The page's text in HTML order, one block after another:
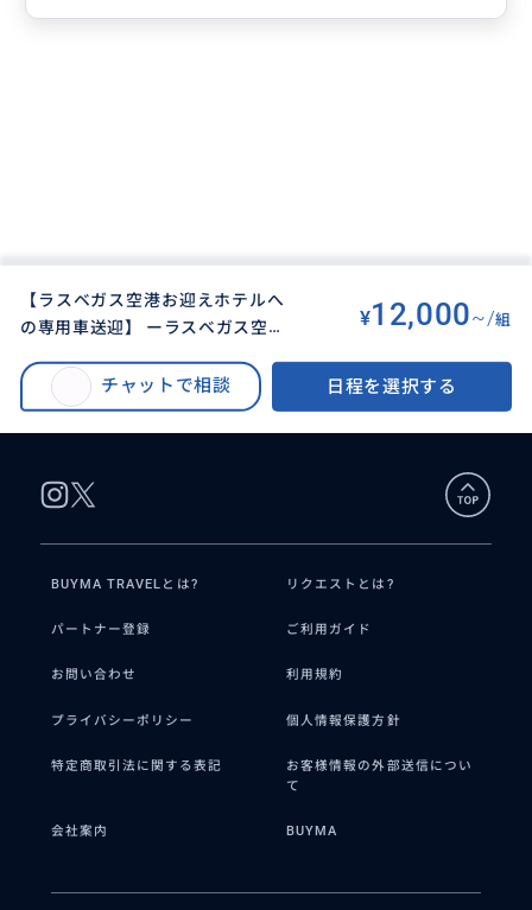
【ラスベガス空港お迎えホテルへ
の専用車送迎】 ーラスベガス空港
様・スーツケース２個まで
¥12,000~/組
チャットで相談 日程を選択する
【ラスベガス空港お迎えホテルへの専用車送迎】 ーラスベガス空港お迎え ー
専用車送迎 大人３名様・スーツケース２個まで
BUYMA TRAVELとは? リクエストとは?
パートナー登録 ご利用ガイド
お問い合わせ 利用規約
プライバシーポリシー 個人情報保護方針
特定商取引法に関する表記
お客様情報の外部送信につい
て
会社案内 BUYMA